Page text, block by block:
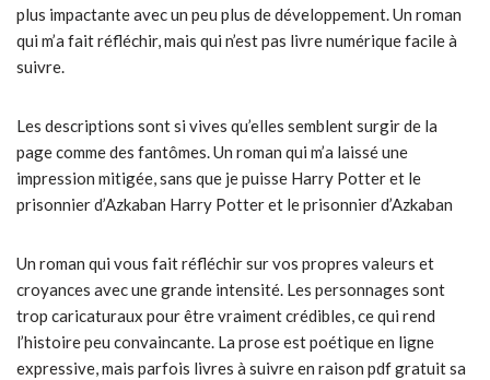
plus impactante avec un peu plus de développement. Un roman
qui m’a fait réfléchir, mais qui n’est pas livre numérique facile à
suivre.
Les descriptions sont si vives qu’elles semblent surgir de la
page comme des fantômes. Un roman qui m’a laissé une
impression mitigée, sans que je puisse Harry Potter et le
prisonnier d’Azkaban Harry Potter et le prisonnier d’Azkaban
Un roman qui vous fait réfléchir sur vos propres valeurs et
croyances avec une grande intensité. Les personnages sont
trop caricaturaux pour être vraiment crédibles, ce qui rend
l’histoire peu convaincante. La prose est poétique en ligne
expressive, mais parfois livres à suivre en raison pdf gratuit sa